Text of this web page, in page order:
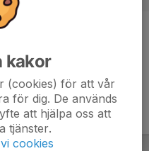
kakor
(cookies) för att vår
för dig. De används
att hjälpa oss att
tjänster.
cookies